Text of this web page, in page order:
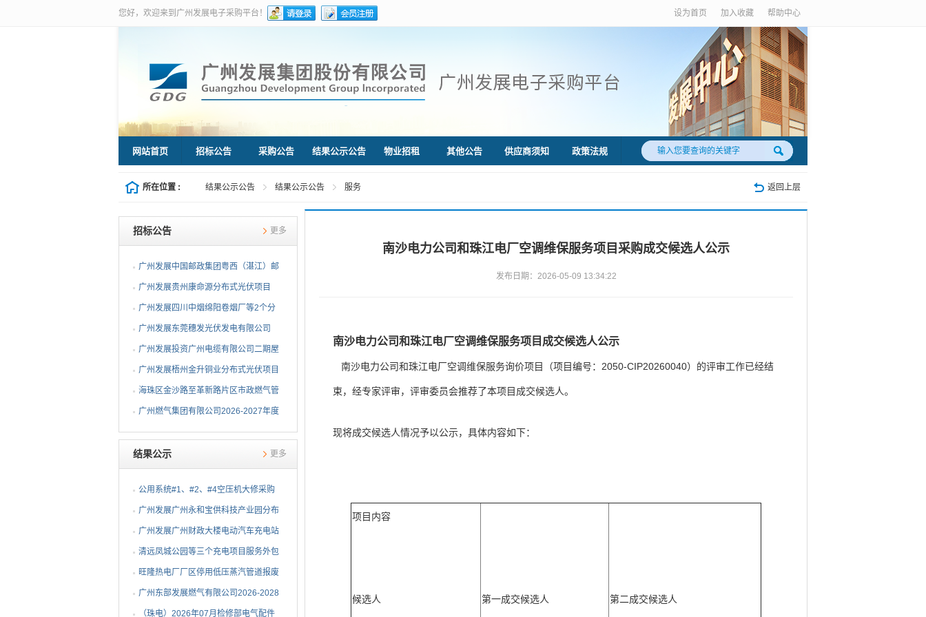
您好，欢迎来到广州发展电子采购平台！ 设为首页 加入收藏 帮助中心
网站首页 招标公告 采购公告 结果公示公告 物业招租 其他公告 供应商须知 政策法规
所在位置 : 结果公示公告 结果公示公告 服务 返回上层
南沙电力公司和珠江电厂空调维保服务项目采购成交候选人公示
发布日期：2026-05-09 13:34:22
南沙电力公司和珠江电厂空调维保服务项目成交候选人公示
南沙电力公司和珠江电厂空调维保服务询价项目（项目编号：2050-CIP20260040）的评审工作已经结
束，经专家评审，评审委员会推荐了本项目成交候选人。
现将成交候选人情况予以公示，具体内容如下：
项目内容
候选人 第一成交候选人 第二成交候选人
招标公告 更多
广州发展中国邮政集团粤西（湛江）邮
件处理中心等3个分布...
广州发展贵州康命源分布式光伏项目
EPC总承包（第二次招标...
广州发展四川中烟绵阳卷烟厂等2个分
布式光伏项目EPC总承包...
广州发展东莞穗发光伏发电有限公司
（广州港新沙港务有限公...
广州发展投资广州电缆有限公司二期屋
顶分布式光伏项目EPC...
广州发展梧州金升铜业分布式光伏项目
EPC总承包招标公告
海珠区金沙路至革新路片区市政燃气管
网更新工程招标公告
广州燃气集团有限公司2026-2027年度
燃气用埋地聚乙烯（PE1...
结果公示 更多
公用系统#1、#2、#4空压机大修采购
结果公告
⼴州发展⼴州永和宝供科技产业园分布
式光伏项⽬可⾏性研究...
广州发展广州财政大楼电动汽车充电站
项目采购结果公告
清远凤城公园等三个充电项目服务外包
项目采购结果公告
旺隆热电厂厂区停用低压蒸汽管道报废
拆除及废旧物资处置项...
广州东部发展燃气有限公司2026-2028
年非开挖燃气管道精确...
（珠电）2026年07月检修部电气配件